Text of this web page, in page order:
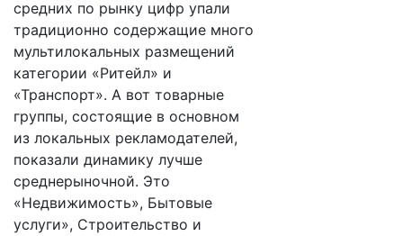
средних по рынку цифр упали
традиционно содержащие много
мультилокальных размещений
категории «Ритейл» и
«Транспорт». А вот товарные
группы, состоящие в основном
из локальных рекламодателей,
показали динамику лучше
среднерыночной. Это
«Недвижимость», Бытовые
услуги», Строительство и